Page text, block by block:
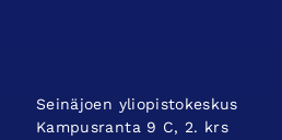
Seinäjoen yliopistokeskus
Kampusranta 9 C, 2. krs